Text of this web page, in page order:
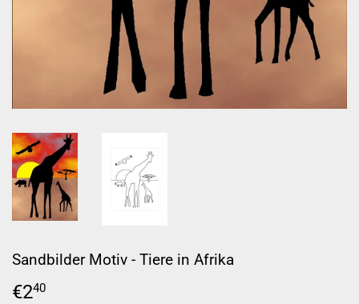
Sandbilder Motiv - Tiere in Afrika
€240